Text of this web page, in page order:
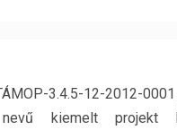
3.4.5-12-2012-
nevű kiemelt projekt